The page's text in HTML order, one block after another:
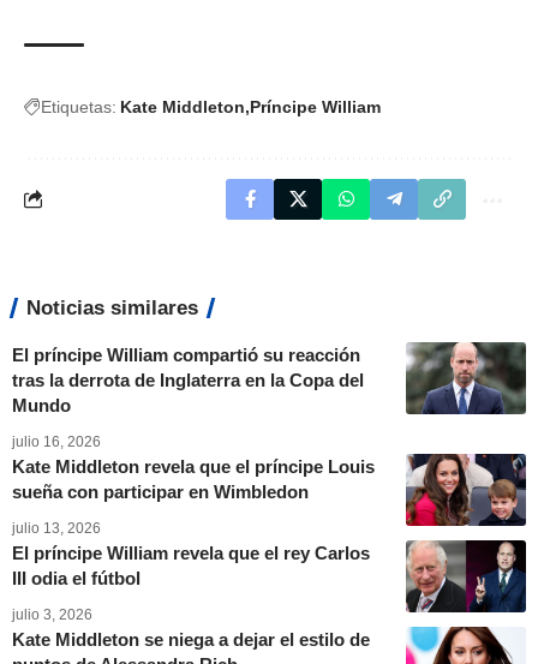
Etiquetas: Kate Middleton Príncipe William
Noticias similares
El príncipe William compartió su reacción
tras la derrota de Inglaterra en la Copa del
Mundo
julio 16, 2026
Kate Middleton revela que el príncipe Louis
sueña con participar en Wimbledon
julio 13, 2026
El príncipe William revela que el rey Carlos
III odia el fútbol
julio 3, 2026
Kate Middleton se niega a dejar el estilo de